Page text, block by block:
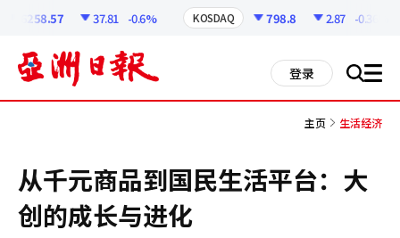
6258.57 37.81 -0.6% KOSDAQ 798.8 2.87 -0.36%
登录 搜 all
主页 生活经济
从千元商品到国民生活平台：大
创的成长与进化